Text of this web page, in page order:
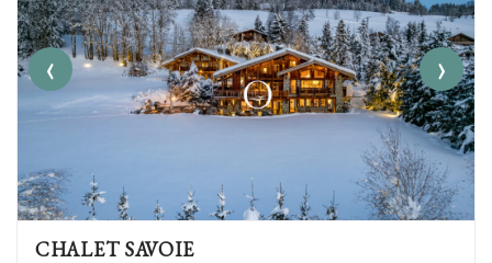
‹ ›
CHALET SAVOIE